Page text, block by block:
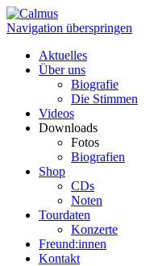
Navigation überspringen
Aktuelles
Über uns
Biografie
Die Stimmen
Videos
Downloads
Fotos
Biografien
Shop
CDs
Noten
Tourdaten
Konzerte
Freund:innen
Kontakt